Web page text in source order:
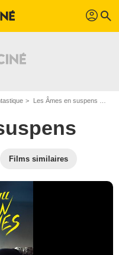
profil search
Les Âmes en suspens de Dominic James
Films similaires